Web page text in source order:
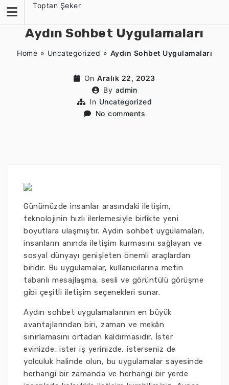
content
Toptan Şeker
Aydın Sohbet Uygulamaları
Home » Uncategorized » Aydın Sohbet Uygulamaları
On Aralık 22, 2023
By admin
In Uncategorized
No comments
Günümüzde insanlar arasındaki iletişim,
teknolojinin hızlı ilerlemesiyle birlikte yeni
boyutlara ulaşmıştır. Aydın sohbet uygulamaları,
insanların anında iletişim kurmasını sağlayan ve
sosyal dünyayı genişleten önemli araçlardan
biridir. Bu uygulamalar, kullanıcılarına metin
tabanlı mesajlaşma, sesli ve görüntülü görüşme
gibi çeşitli iletişim seçenekleri sunar.
Aydın sohbet uygulamalarının en büyük
avantajlarından biri, zaman ve mekân
sınırlamasını ortadan kaldırmasıdır. İster
evinizde, ister iş yerinizde, isterseniz de
yolculuk halinde olun, bu uygulamalar sayesinde
herhangi bir zamanda ve herhangi bir yerde